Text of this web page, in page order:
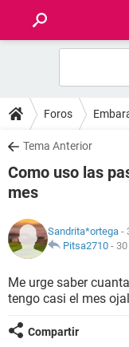
FORUMS
SALUD
NUTRICIÓN
SEXUALIDAD
Foros
Tema Anterior
Como uso las
mes
Sandrita*ortega -
Pitsa2710 -
Me urge saber
tengo casi el mes
Compartir